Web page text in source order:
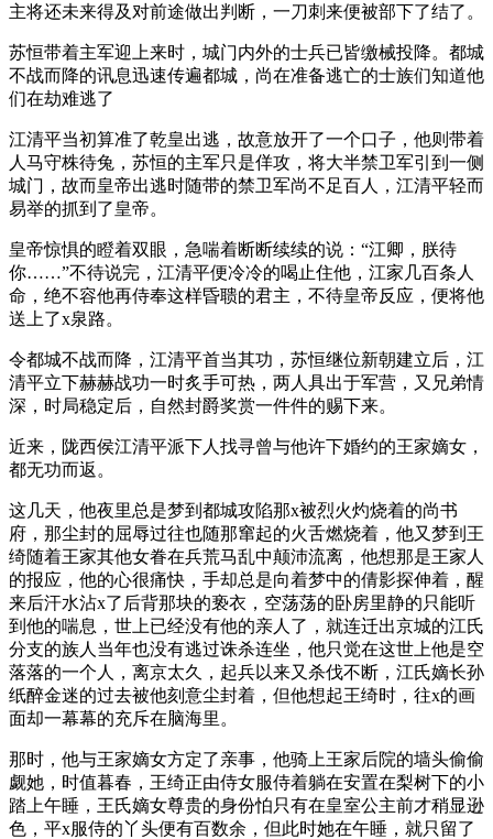
主将还未来得及对前途做出判断，一刀刺来便被部下了结了。
苏恒带着主军迎上来时，城门内外的士兵已皆缴械投降。都城
不战而降的讯息迅速传遍都城，尚在准备逃亡的士族们知道他
们在劫难逃了
江清平当初算准了乾皇出逃，故意放开了一个口子，他则带着
人马守株待兔，苏恒的主军只是佯攻，将大半禁卫军引到一侧
城门，故而皇帝出逃时随带的禁卫军尚不足百人，江清平轻而
易举的抓到了皇帝。
皇帝惊惧的瞪着双眼，急喘着断断续续的说：“江卿，朕待
你……”不待说完，江清平便冷冷的喝止住他，江家几百条人
命，绝不容他再侍奉这样昏聩的君主，不待皇帝反应，便将他
送上了x泉路。
令都城不战而降，江清平首当其功，苏恒继位新朝建立后，江
清平立下赫赫战功一时炙手可热，两人具出于军营，又兄弟情
深，时局稳定后，自然封爵奖赏一件件的赐下来。
近来，陇西侯江清平派下人找寻曾与他许下婚约的王家嫡女，
都无功而返。
这几天，他夜里总是梦到都城攻陷那x被烈火灼烧着的尚书
府，那尘封的屈辱过往也随那窜起的火舌燃烧着，他又梦到王
绮随着王家其他女眷在兵荒马乱中颠沛流离，他想那是王家人
的报应，他的心很痛快，手却总是向着梦中的倩影探伸着，醒
来后汗水沾x了后背那块的亵衣，空荡荡的卧房里静的只能听
到他的喘息，世上已经没有他的亲人了，就连迁出京城的江氏
分支的族人当年也没有逃过诛杀连坐，他只觉在这世上他是空
落落的一个人，离京太久，起兵以来又杀伐不断，江氏嫡长孙
纸醉金迷的过去被他刻意尘封着，但他想起王绮时，往x的画
面却一幕幕的充斥在脑海里。
那时，他与王家嫡女方定了亲事，他骑上王家后院的墙头偷偷
觑她，时值暮春，王绮正由侍女服侍着躺在安置在梨树下的小
踏上午睡，王氏嫡女尊贵的身份怕只有在皇室公主前才稍显逊
色，平x服侍的丫头便有百数余，但此时她在午睡，就只留了